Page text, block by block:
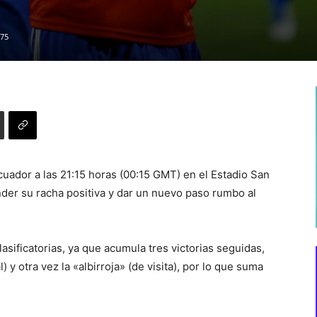
75
a las 21:15 horas (00:15 GMT) en el Estadio San
su racha positiva y dar un nuevo paso rumbo al
ya que acumula tres victorias seguidas,
y otra vez la «albirroja» (de visita), por lo que suma